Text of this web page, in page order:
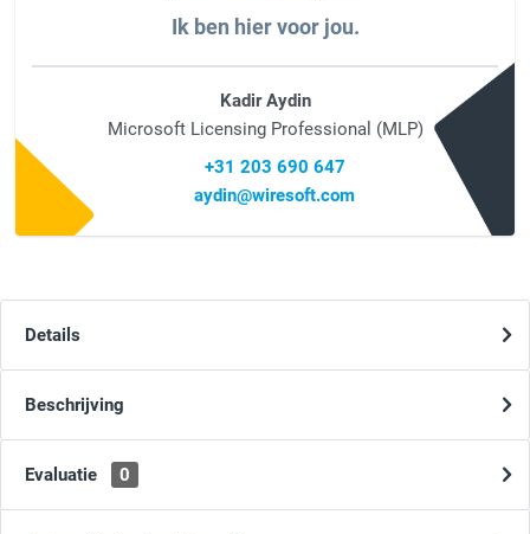
Ik ben hier voor jou.
Kadir Aydin
Microsoft Licensing Professional (MLP)
+31 203 690 647
aydin@wiresoft.com
Details
Beschrijving
Evaluatie 0